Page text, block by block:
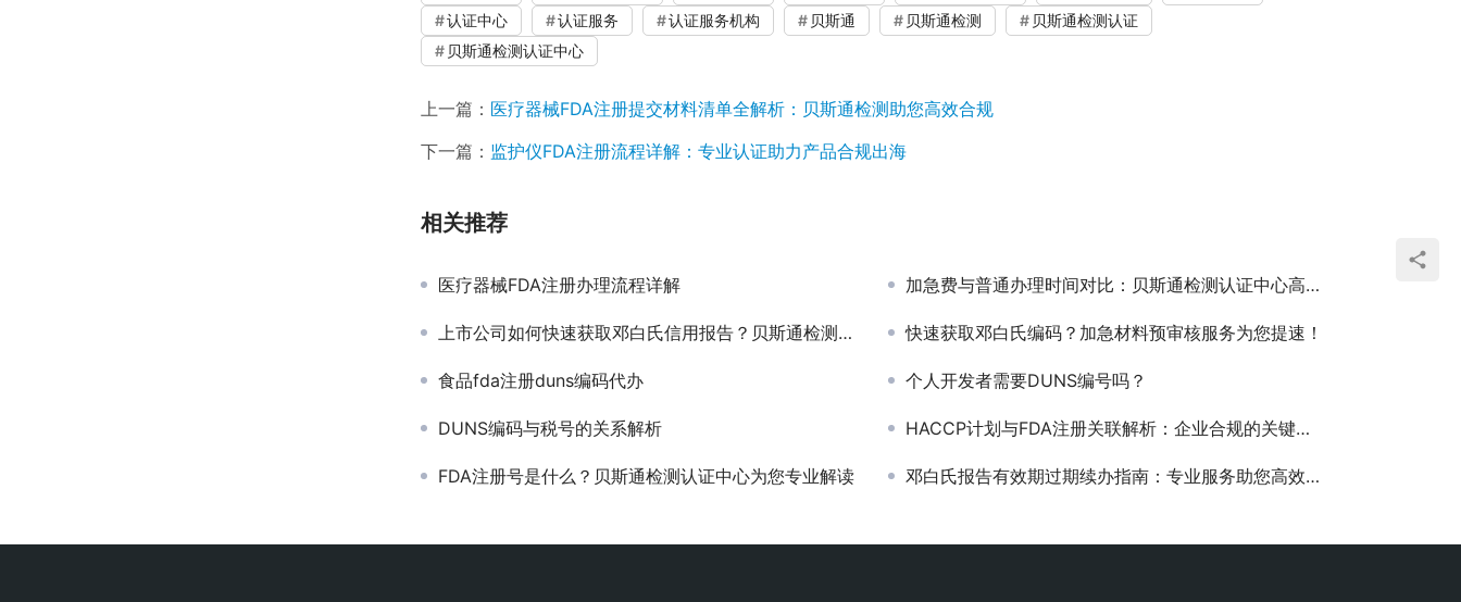
认证中心
认证服务 认证服务机构 贝斯通 贝斯通检测
贝斯通检测认证
贝斯通检测认证中心
上一篇： 医疗器械FDA注册提交材料清单全解析：贝斯通检测助您高效合规
下一篇： 监护仪FDA注册流程详解：专业认证助力产品合规出海
相关推荐
医疗器械FDA注册办理流程详解 加急费与普通办理时间对比：贝斯通检测认证中心高效服务指南
上市公司如何快速获取邓白氏信用报告？贝斯通检测认证中心为您解忧 快速获取邓白氏编码？加急材料预审核服务为您提速！
食品fda注册duns编码代办 个人开发者需要DUNS编号吗？
DUNS编码与税号的关系解析 HACCP计划与FDA注册关联解析：企业合规的关键一步
FDA注册号是什么？贝斯通检测认证中心为您专业解读 邓白氏报告有效期过期续办指南：专业服务助您高效解决